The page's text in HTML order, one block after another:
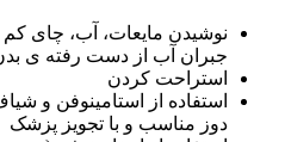
نوشیدن مایعات، آب، چای
جبران آب از دست رفته ی
استراحت کردن
استفاده از استامینوفن و
دوز مناسب و با تجویز پزشک